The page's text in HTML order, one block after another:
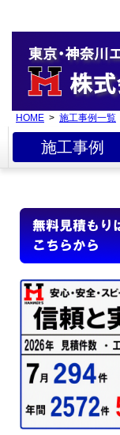
HOME > 施工事例一覧
施工事例